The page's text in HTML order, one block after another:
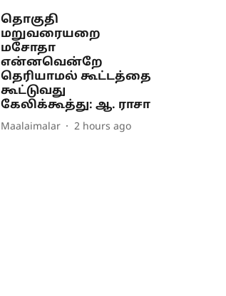
தொகுதி
மறுவரையறை
மசோதா
என்னவென்றே
தெரியாமல் கூட்டத்தை
கூட்டுவது
கேலிக்கூத்து: ஆ. ராசா
Maalaimalar 2 hours ago